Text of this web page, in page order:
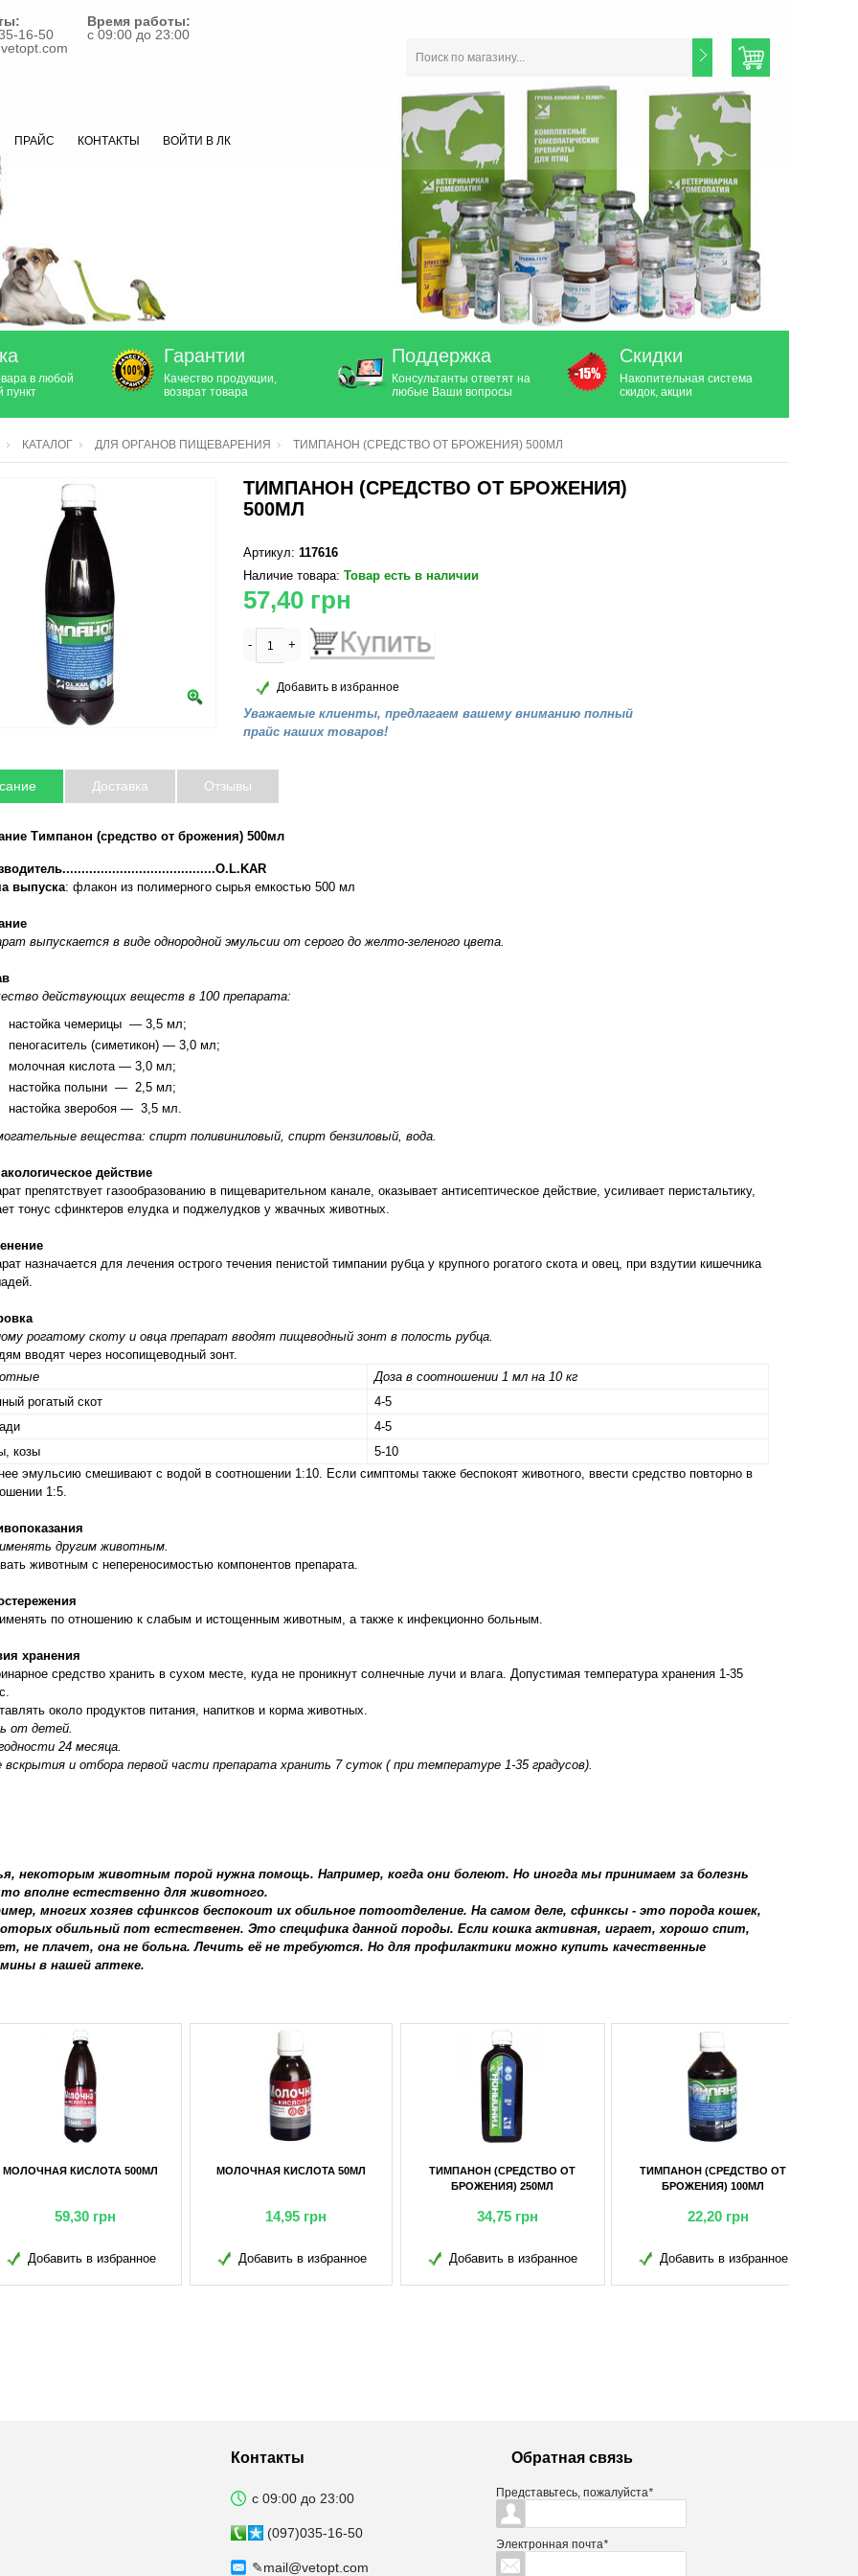
16-50
Время работы:
с 09:00 до 23:00
ПРАЙС КОНТАКТЫ ВОЙТИ В ЛК
в любой
пункт
Гарантии
Качество продукции,
возврат товара
Поддержка
Консультанты ответят на
любые Ваши вопросы
Скидки
Накопительная система
скидок, акции
КАТАЛОГ ДЛЯ ОРГАНОВ ПИЩЕВАРЕНИЯ ТИМПАНОН (СРЕДСТВО ОТ БРОЖЕНИЯ) 500МЛ
ТИМПАНОН (СРЕДСТВО ОТ БРОЖЕНИЯ)
500МЛ
Артикул: 117616
Наличие товара: Товар есть в наличии
57,40 грн
- +
Добавить в избранное
Уважаемые клиенты, предлагаем вашему вниманию полный
прайс наших товаров!
Доставка Отзывы
Тимпанон (средство от брожения) 500мл
выпуска: флакон из полимерного сырья емкостью 500 мл
выпускается в виде однородной эмульсии от серого до желто-зеленого цвета.
действующих веществ в 100 препарата:
настойка чемерицы ― 3,5 мл;
пеногаситель (симетикон) ― 3,0 мл;
молочная кислота ― 3,0 мл;
настойка полыни ― 2,5 мл;
настойка зверобоя ― 3,5 мл.
вещества: спирт поливиниловый, спирт бензиловый, вода.
действие
препятствует газообразованию в пищеварительном канале, оказывает антисептическое действие, усиливает перистальтику,
тонус сфинктеров елудка и поджелудков у жвачных животных.
назначается для лечения острого течения пенистой тимпании рубца у крупного рогатого скота и овец, при вздутии кишечника
рогатому скоту и овца препарат вводят пищеводный зонт в полость рубца.
вводят через носопищеводный зонт.
Доза в соотношении 1 мл на 10 кг
рогатый скот
4-5
4-5
козы
5-10
эмульсию смешивают с водой в соотношении 1:10. Если симптомы также беспокоят животного, ввести средство повторно в
1:5.
другим животным.
животным с непереносимостью компонентов препарата.
по отношению к слабым и истощенным животным, а также к инфекционно больным.
хранения
средство хранить в сухом месте, куда не проникнут солнечные лучи и влага. Допустимая температура хранения 1-35
около продуктов питания, напитков и корма животных.
от детей.
24 месяца.
вскрытия и отбора первой части препарата хранить 7 суток ( при температуре 1-35 градусов).
некоторым животным порой нужна помощь. Например, когда они болеют. Но иногда мы принимаем за болезнь
вполне естественно для животного.
многих хозяев сфинксов беспокоит их обильное потоотделение. На самом деле, сфинксы - это порода кошек,
обильный пот естественен. Это специфика данной породы. Если кошка активная, играет, хорошо спит,
не плачет, она не больна. Лечить её не требуются. Но для профилактики можно купить качественные
в нашей аптеке.
КИСЛОТА 50МЛ
14,95 грн
Добавить в избранное
ТИМПАНОН (СРЕДСТВО ОТ
34,75 грн
Добавить в избранное
ТИМПАНОН (СРЕДСТВО ОТ
БРОЖЕНИЯ) 100МЛ
22,20 грн
Добавить в избранное
ТИМПАНОН (СРЕДСТВО ОТ
БРОЖЕНИЯ) 1Л
100,45 грн
Добавить в избранное
Контакты
с 09:00 до 23:00
(097)035-16-50
✎mail@vetopt.com
Обратная связь
Представьтесь, пожалуйста*
Электронная почта*